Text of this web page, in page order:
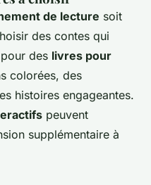
de lecture soit
des contes qui
des livres pour
colorées, des
histoires engageantes.
peuvent
supplémentaire à